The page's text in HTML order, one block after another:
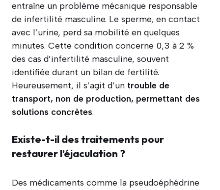
entraîne un problème mécanique responsable
de infertilité masculine. Le sperme, en contact
avec l’urine, perd sa mobilité en quelques
minutes. Cette condition concerne 0,3 à 2 %
des cas d’infertilité masculine, souvent
identifiée durant un bilan de fertilité.
Heureusement, il s’agit d’un trouble de
transport, non de production, permettant des
solutions concrètes.
Existe-t-il des traitements pour
restaurer l’éjaculation ?
Des médicaments comme la pseudoéphédrine